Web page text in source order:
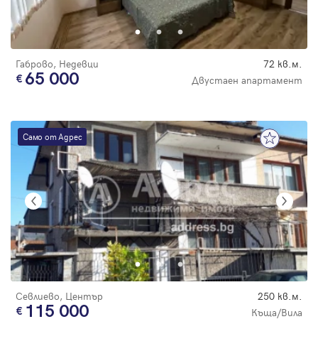
Габрово, Недевци 72 кв.м.
65 000 Двустаен апартамент
Само от Адрес
Севлиево, Център 250 кв.м.
115 000 Къща/Вила
Парола
Забравена парола
Регистрация